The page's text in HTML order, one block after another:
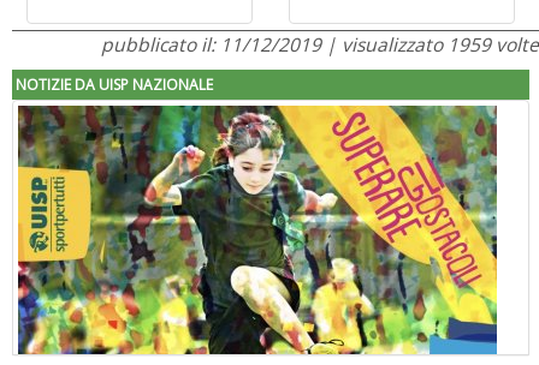
pubblicato il: 11/12/2019 | visualizzato 1959 volte
NOTIZIE DA UISP NAZIONALE